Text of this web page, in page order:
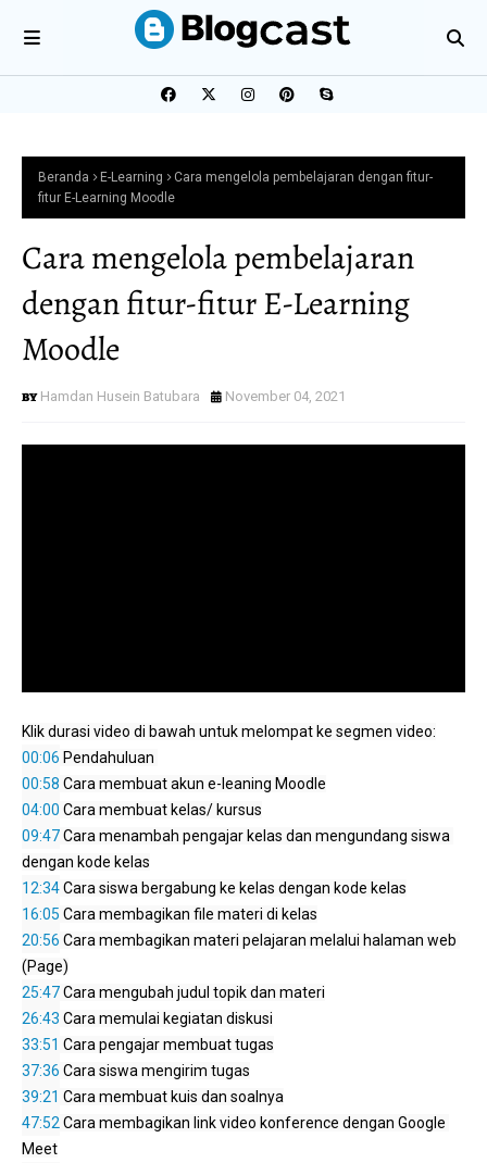
Beranda E-Learning
Cara mengelola pembelajaran dengan fitur-
fitur E-Learning Moodle
Cara mengelola pembelajaran
dengan fitur-fitur E-Learning
Moodle
Hamdan Husein Batubara November 04, 2021
00:06
00:58
04:00
09:47 Cara menambah pengajar kelas dan mengundang siswa
12:34
16:05
20:56 Cara membagikan materi pelajaran melalui halaman web
25:47
26:43
33:51
37:36
39:21
47:52 Cara membagikan link video konference dengan Google